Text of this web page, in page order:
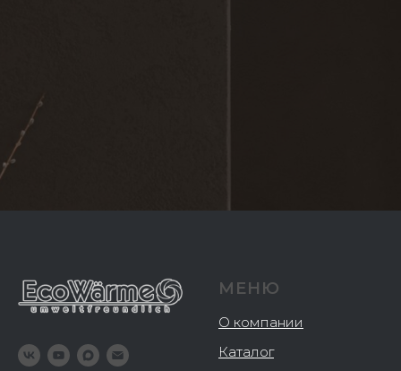
МЕНЮ
О компании
Каталог